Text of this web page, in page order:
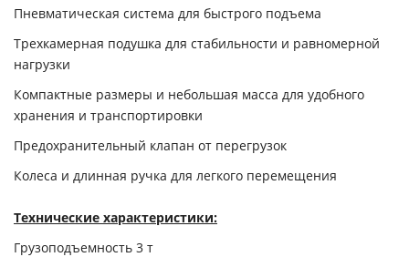
Пневматическая система для быстрого подъема
Трехкамерная подушка для стабильности и равномерной
нагрузки
Компактные размеры и небольшая масса для удобного
хранения и транспортировки
Предохранительный клапан от перегрузок
Колеса и длинная ручка для легкого перемещения
Технические характеристики:
Грузоподъемность 3 т